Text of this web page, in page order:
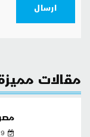
ارسال
مقالات